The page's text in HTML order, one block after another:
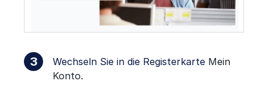
Wechseln Sie in die Registerkarte Mein
Konto.